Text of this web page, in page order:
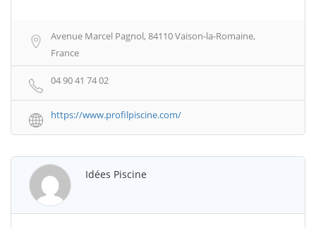
Avenue Marcel Pagnol, 84110 Vaison-la-Romaine,
France
04 90 41 74 02
https://www.profilpiscine.com/
Idées Piscine